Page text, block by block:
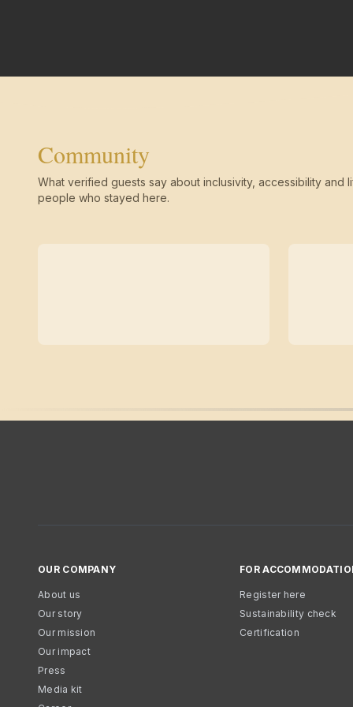
Community
What verified guests say about inclusivity, accessibility and
people who stayed here.
OUR COMPANY
About us
Our story
Our mission
Our impact
Press
Media kit
FOR
Register here
Sustainability check
Certification